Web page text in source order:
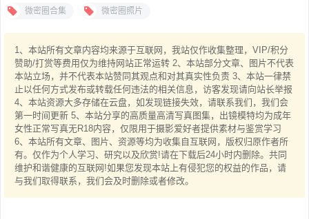
微密圈合集 微密圈照片
1、本站所有文章内容均来源于互联网，我站仅作收集整理，VIP/积分
赞助/打赏等费用仅为维持网站正常运转 2、本站部分文章、图片不代表
本站立场，并不代表本站赞同其观点和对其真实性负责 3、本站一律禁
止以任何方式发布或转载任何违法的相关信息，访客发现请向站长举报
4、本站资源大多存储在云盘，如发现链接失效，请联系我们，我们会
第一时间更新 5、本站分享的高质量高清写真图集，出镜模特均为成年
女性正常写真无R18内容，仅限用于摄影爱好者提供素材与鉴赏学习
6、本站所有文章、图片、资源等均为收集自互联网，版权归原作者所
有。仅作为个人学习、研究以及欣赏!请在下载后24小时内删除。共同
维护和谐健康的互联网!如果您发现本站上有侵犯您的权益的作品，请
与我们取得联系，我们会及时删除或者修改。